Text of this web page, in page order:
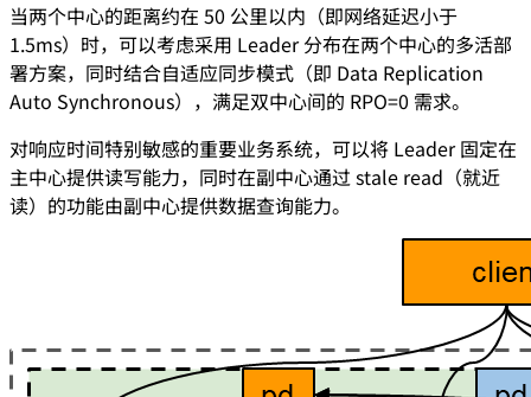
当两个中心的距离约在 50 公里以内（即网络延迟小于
1.5ms）时，可以考虑采用 Leader 分布在两个中心的多活部
署方案，同时结合自适应同步模式（即 Data Replication
Auto Synchronous），满足双中心间的 RPO=0 需求。
对响应时间特别敏感的重要业务系统，可以将 Leader 固定在
主中心提供读写能力，同时在副中心通过 stale read（就近
读）的功能由副中心提供数据查询能力。